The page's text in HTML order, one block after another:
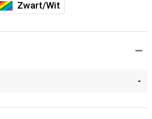
Zwart/Wit